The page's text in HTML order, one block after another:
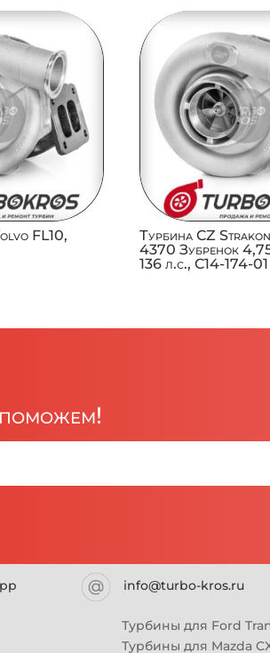
FL10,
Турбина CZ
4370 Зубренок
136 л.с., C14-174-01
info@turbo-kros.ru
Турбины для Ford
Турбины для Mazda